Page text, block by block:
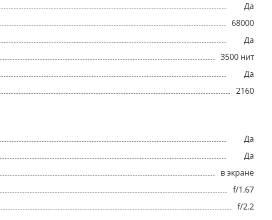
Да
68000
Да
3500 нит
Да
2160
Да
Да
в экране
f/1.67
f/2.2